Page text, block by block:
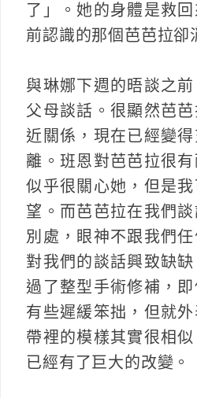
了」。她的身體是救
前認識的那個芭芭拉卻
與琳娜下週的晤談之
父母談話。很顯然芭
近關係，現在已經變
離。班恩對芭芭拉很
似乎很關心她，但是
望。而芭芭拉在我們
別處，眼神不跟我們
對我們的談話興致缺
過了整型手術修補，
有些遲緩笨拙，但就
帶裡的模樣其實很相
已經有了巨大的改變。